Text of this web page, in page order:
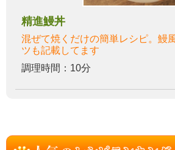
精進鰻丼
混ぜて焼くだけの簡単レシピ。鰻
ツも記載してます
調理時間：10分